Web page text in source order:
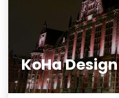
KoHa Design